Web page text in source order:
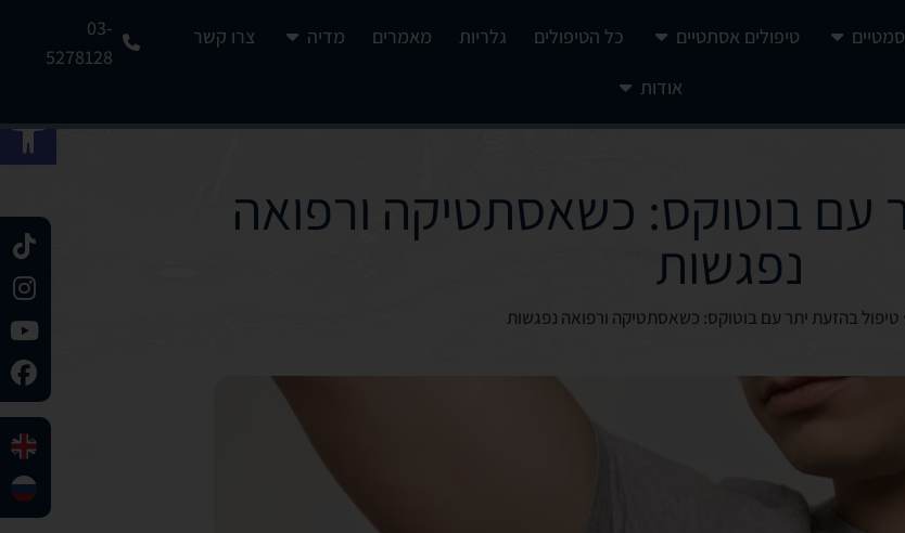
טיפולים אסתטיים כל הטיפולים גלריות מאמרים מדיה צרו קשר
אודות
03-
5278128
עם בוטוקס: כשאסתטיקה ורפואה
נפגשות
טיפול בהזעת יתר עם בוטוקס: כשאסתטיקה ורפואה נפגשות